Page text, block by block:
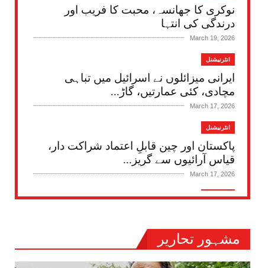
نوکری کا جھانسہ، محبت کا فریب اور
درندگی کی انتہا
March 19, 2026
انٹرنیشنل
ایرانی میزائلوں نے اسرائیل میں تباہی
مچادی، کئی عمارتیں، گاڑ...
March 17, 2026
انٹرنیشنل
پاکستان اور چین قابلِ اعتماد شراکت دار،
قیاس آرائیوں سے گریز...
March 17, 2026
انٹرنیشنل
کا بھی ٹرمپ کو ان...
March 17, 2026
اہم خبریں
مشہور تحاریر